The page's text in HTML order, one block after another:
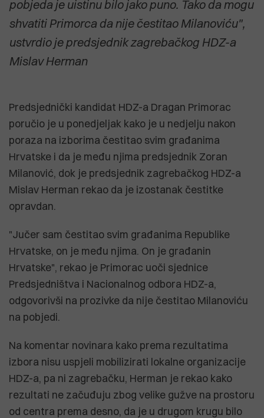
pobjeda je uistinu bilo jako puno. Tako da mogu
shvatiti Primorca da nije čestitao Milanoviću",
ustvrdio je predsjednik zagrebačkog HDZ-a
Mislav Herman
Predsjednički kandidat HDZ-a Dragan Primorac
poručio je u ponedjeljak kako je u nedjelju nakon
poraza na izborima čestitao svim građanima
Hrvatske i da je među njima predsjednik Zoran
Milanović, dok je predsjednik zagrebačkog HDZ-a
Mislav Herman rekao da je izostanak čestitke
opravdan.
"Jučer sam čestitao svim građanima Republike
Hrvatske, on je među njima. On je građanin
Hrvatske", rekao je Primorac uoči sjednice
Predsjedništva i Nacionalnog odbora HDZ-a,
odgovorivši na prozivke da nije čestitao Milanoviću
na pobjedi.
Na komentar novinara kako prema rezultatima
izbora nisu uspjeli mobilizirati lokalne organizacije
HDZ-a, pa ni zagrebačku, Herman je rekao kako
rezultati ne začuđuju zbog velike gužve na prostoru
od centra prema desno, da je u drugom krugu bilo